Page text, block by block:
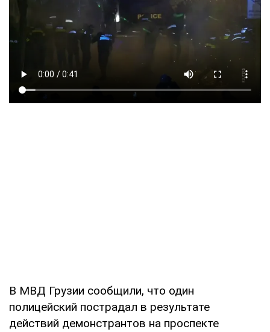
В МВД Грузии сообщили, что один
полицейский пострадал в результате
действий демонстрантов на проспекте